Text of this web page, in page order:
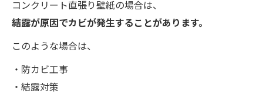
コンクリート直張り壁紙の場合は、
結露が原因でカビが発生することがあります。
このような場合は、
・防カビ工事
・結露対策